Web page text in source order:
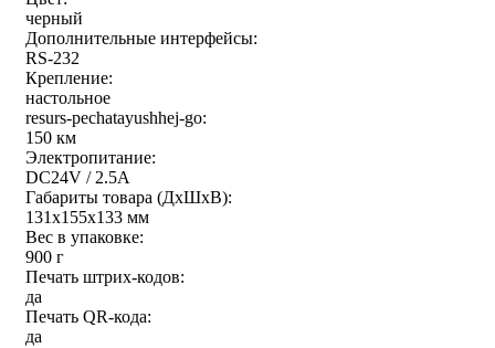
черный
Дополнительные интерфейсы:
RS-232
Крепление:
настольное
resurs-pechatayushhej-go:
150 км
Электропитание:
DC24V / 2.5A
Габариты товара (ДxШxВ):
131x155x133 мм
Вес в упаковке:
900 г
Печать штрих-кодов:
да
Печать QR-кода:
да